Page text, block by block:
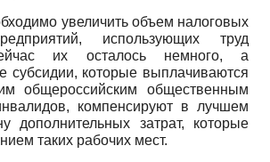
увеличить объем налоговых
использующих труд
их осталось немного, а
субсидии, которые выплачиваются
общероссийским общественным
компенсируют в лучшем
дополнительных затрат, которые
таких рабочих мест.